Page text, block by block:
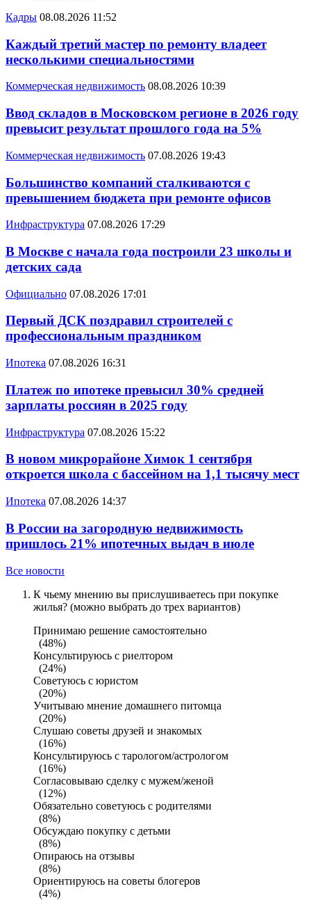
Кадры 08.08.2026 11:52
Каждый третий мастер по ремонту владеет
несколькими специальностями
Коммерческая недвижимость 08.08.2026 10:39
Ввод складов в Московском регионе в 2026 году
превысит результат прошлого года на 5%
Коммерческая недвижимость 07.08.2026 19:43
Большинство компаний сталкиваются с
превышением бюджета при ремонте офисов
Инфраструктура 07.08.2026 17:29
В Москве с начала года построили 23 школы и
детских сада
Официально 07.08.2026 17:01
Первый ДСК поздравил строителей с
профессиональным праздником
Ипотека 07.08.2026 16:31
Платеж по ипотеке превысил 30% средней
зарплаты россиян в 2025 году
Инфраструктура 07.08.2026 15:22
В новом микрорайоне Химок 1 сентября
откроется школа с бассейном на 1,1 тысячу мест
Ипотека 07.08.2026 14:37
В России на загородную недвижимость
пришлось 21% ипотечных выдач в июле
Все новости
К чьему мнению вы прислушиваетесь при покупке
жилья? (можно выбрать до трех вариантов)
Принимаю решение самостоятельно
(48%)
Консультируюсь с риелтором
(24%)
Советуюсь с юристом
(20%)
Учитываю мнение домашнего питомца
(20%)
Слушаю советы друзей и знакомых
(16%)
Консультируюсь с тарологом/астрологом
(16%)
Согласовываю сделку с мужем/женой
(12%)
Обязательно советуюсь с родителями
(8%)
Обсуждаю покупку с детьми
(8%)
Опираюсь на отзывы
(8%)
Ориентируюсь на советы блогеров
(4%)